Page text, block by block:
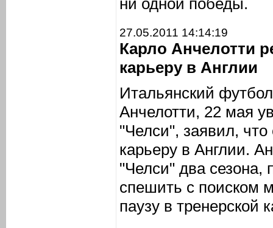
ни одной победы.
27.05.2011 14:14:19
Карло Анчелотти
карьеру в Англии
Итальянский
Анчелотти, 22 мая
"Челси", заявил,
карьеру в Англии.
"Челси" два сезона,
спешить с поиском
паузу в тренерской